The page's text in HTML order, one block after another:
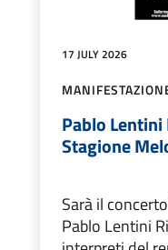
17 JULY 2026
Pablo
Stagione
Sarà il
Pablo Lentini